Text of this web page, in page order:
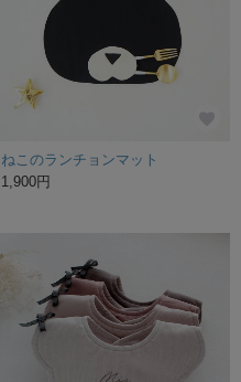
ねこのランチョンマット
1,900円